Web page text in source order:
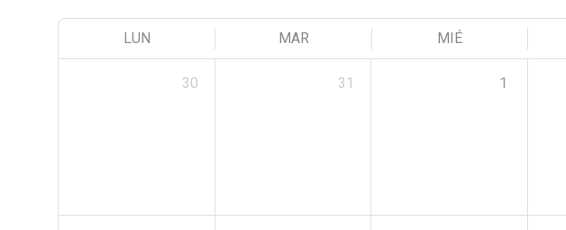
LUN MAR MIÉ
30 31 1